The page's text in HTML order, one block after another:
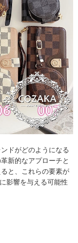
ドがどのようになる
新的なアプローチと
と、これらの要素が
影響を与える可能性